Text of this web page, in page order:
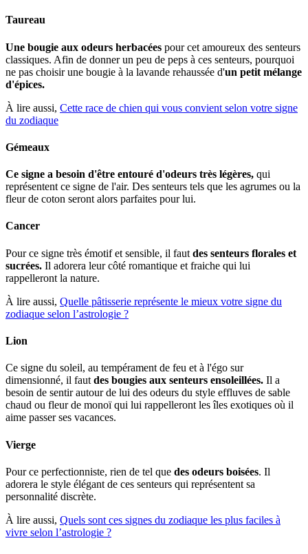
Taureau
Une bougie aux odeurs herbacées pour cet amoureux des senteurs
classiques. Afin de donner un peu de peps à ces senteurs, pourquoi
ne pas choisir une bougie à la lavande rehaussée d'un petit mélange
d'épices.
À lire aussi, Cette race de chien qui vous convient selon votre signe
du zodiaque
Gémeaux
Ce signe a besoin d'être entouré d'odeurs très légères, qui
représentent ce signe de l'air. Des senteurs tels que les agrumes ou la
fleur de coton seront alors parfaites pour lui.
Cancer
Pour ce signe très émotif et sensible, il faut des senteurs florales et
sucrées. Il adorera leur côté romantique et fraiche qui lui
rappelleront la nature.
À lire aussi, Quelle pâtisserie représente le mieux votre signe du
zodiaque selon l’astrologie ?
Lion
Ce signe du soleil, au tempérament de feu et à l'égo sur
dimensionné, il faut des bougies aux senteurs ensoleillées. Il a
besoin de sentir autour de lui des odeurs du style effluves de sable
chaud ou fleur de monoï qui lui rappelleront les îles exotiques où il
aime passer ses vacances.
Vierge
Pour ce perfectionniste, rien de tel que des odeurs boisées. Il
adorera le style élégant de ces senteurs qui représentent sa
personnalité discrète.
À lire aussi, Quels sont ces signes du zodiaque les plus faciles à
vivre selon l’astrologie ?